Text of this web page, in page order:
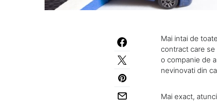
Mai intai de
contract care
o companie de
nevinovati din
Mai exact,